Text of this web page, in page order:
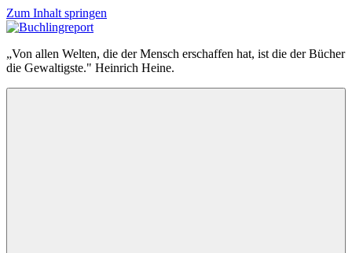
Zum Inhalt springen
Buchlingreport
„Von allen Welten, die der Mensch erschaffen hat, ist die der Bücher
die Gewaltigste." Heinrich Heine.